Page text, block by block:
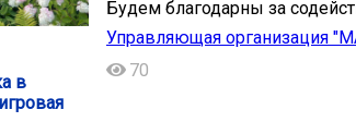
в
Будем благодарны за
Управляющая организация
70